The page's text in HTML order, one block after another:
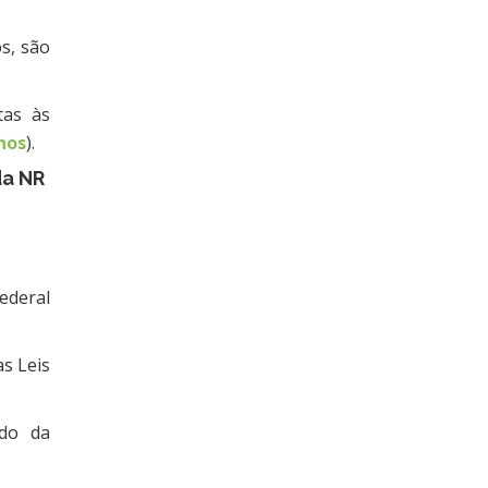
são
às
).
NR
Leis
da